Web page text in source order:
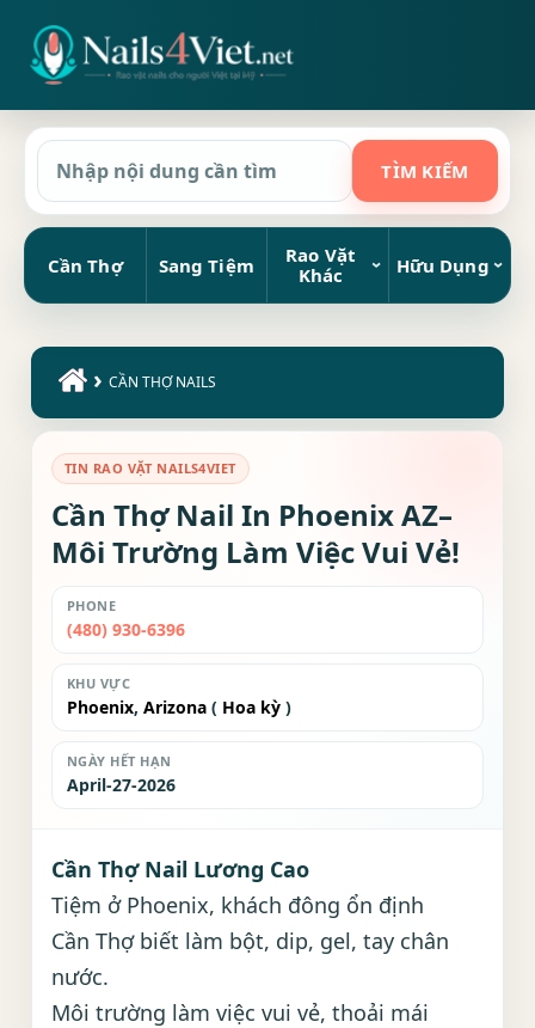
Cần Thợ Sang Tiệm
Rao Vặt
Khác
Hữu Dụng
› CẦN THỢ NAILS
TIN RAO VẶT NAILS4VIET
Cần Thợ Nail In Phoenix AZ–
Môi Trường Làm Việc Vui Vẻ!
PHONE
(480) 930-6396
KHU VỰC
Phoenix, Arizona ( Hoa kỳ )
NGÀY HẾT HẠN
April-27-2026
Cần Thợ Nail Lương Cao
Tiệm ở Phoenix, khách đông ổn định
Cần Thợ biết làm bột, dip, gel, tay chân
nước.
Môi trường làm việc vui vẻ, thoải mái